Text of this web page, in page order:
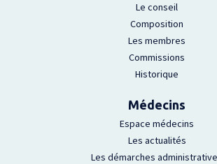
Le conseil
Composition
Les membres
Commissions
Historique
Médecins
Espace médecins
Les actualités
Les démarches